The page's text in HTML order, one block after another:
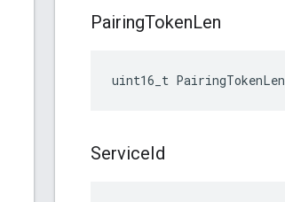
PairingTokenLen
uint16_t PairingTokenLen
ServiceId